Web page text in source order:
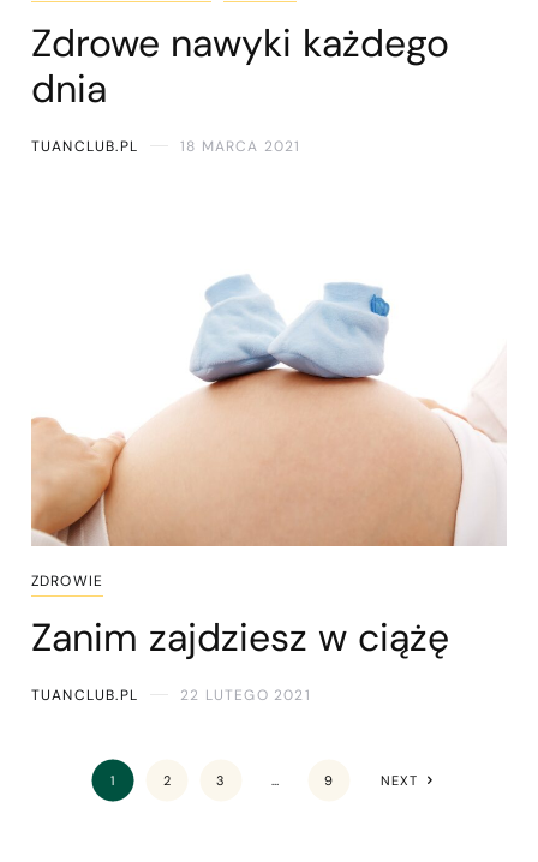
Zdrowe nawyki każdego
dnia
TUANCLUB.PL 18 MARCA 2021
ZDROWIE
Zanim zajdziesz w ciążę
TUANCLUB.PL 22 LUTEGO 2021
1 2 3 … 9 NEXT